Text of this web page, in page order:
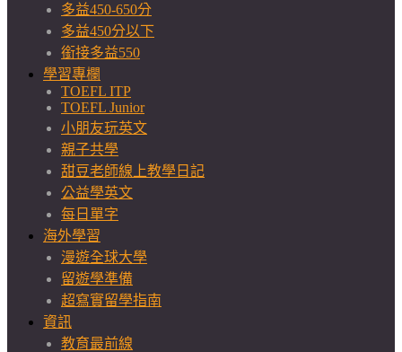
多益450-650分
多益450分以下
銜接多益550
學習專欄
TOEFL ITP
TOEFL Junior
小朋友玩英文
親子共學
甜豆老師線上教學日記
公益學英文
每日單字
海外學習
漫遊全球大學
留遊學準備
超寫實留學指南
資訊
教育最前線